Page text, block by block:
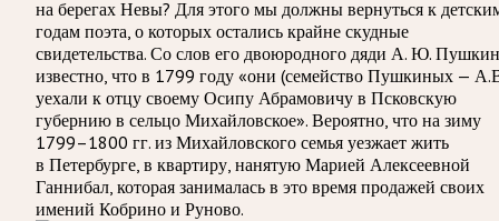
на берегах Невы? Для этого мы должны вернуться к
годам поэта, о которых остались крайне скудные
свидетельства. Со слов его двоюродного дяди А. Ю.
известно, что в 1799 году «они (семейство Пушкиных —
уехали к отцу своему Осипу Абрамовичу в Псковскую
губернию в сельцо Михайловское». Вероятно, что на зиму
1799–1800 гг. из Михайловского семья уезжает жить
в Петербурге, в квартиру, нанятую Марией Алексеевной
Ганнибал, которая занималась в это время продажей своих
имений Кобрино и Руново.